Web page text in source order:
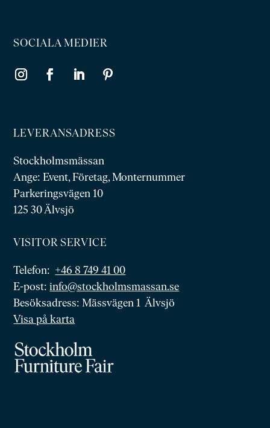
SOCIALA MEDIER
LEVERANSADRESS
Stockholmsmässan
Ange: Event, Företag, Monternummer
Parkeringsvägen 10
125 30 Älvsjö
VISITOR SERVICE
Telefon: +46 8 749 41 00
E-post:info@stockholmsmassan.se
Besöksadress: Mässvägen 1 Älvsjö
Visa på karta